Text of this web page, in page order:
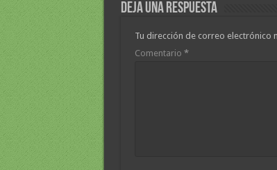
Deja una respuesta
Tu dirección de correo electrónico
Comentario *